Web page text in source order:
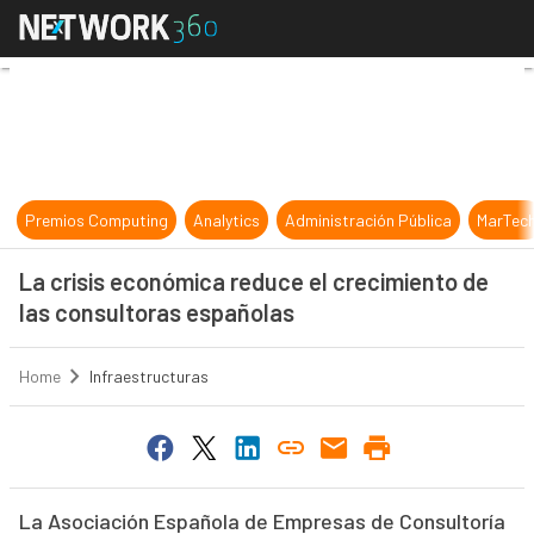
La crisis económica reduce el
Premios Computing Analytics Administración Pública
La crisis económica reduce el crecimiento de
las consultoras españolas
Home Infraestructuras
La Asociación Española de Empresas de Consultoría